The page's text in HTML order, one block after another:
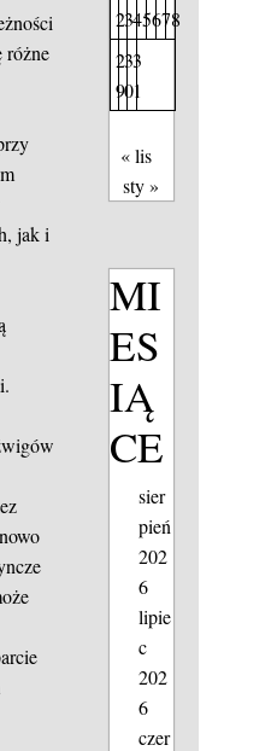
różne
jak i
2345678
2
9
3
0
3
1
« lis
sty »
MI
ES
IĄ
CE
sier
pień
202
6
lipie
c
202
6
czer